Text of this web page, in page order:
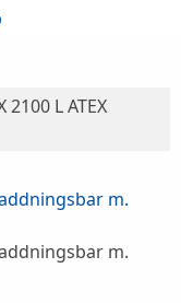
2100 L ATEX